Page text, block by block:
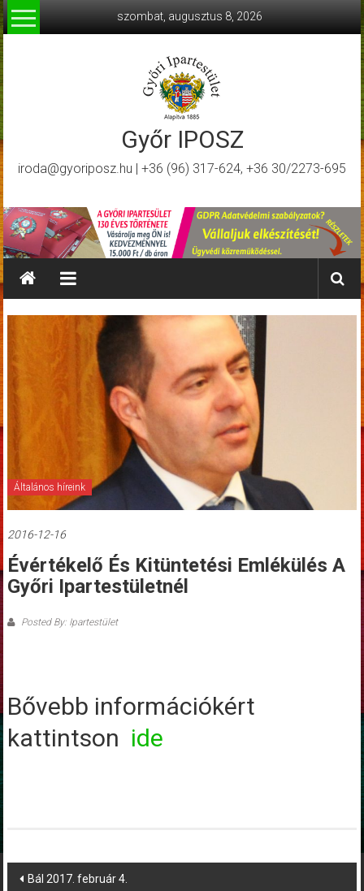
Skip
to
content
szombat, augusztus 8, 2026
Győr IPOSZ
iroda@gyoriposz.hu | +36 (96) 317-624, +36 30/2273-695
Általános híreink
2016-12-16
Évértékelő És Kitüntetési Emlékülés A
Győri Ipartestületnél
Posted By: Ipartestület
Bővebb információkért
kattintson ide
Post
Bál 2017. február 4.